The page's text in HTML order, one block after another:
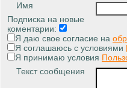
Имя
Подписка на новые
коментарии:
Я даю свое согласие на
Я соглашаюсь с условиями
Я принимаю условия
Текст сообщения